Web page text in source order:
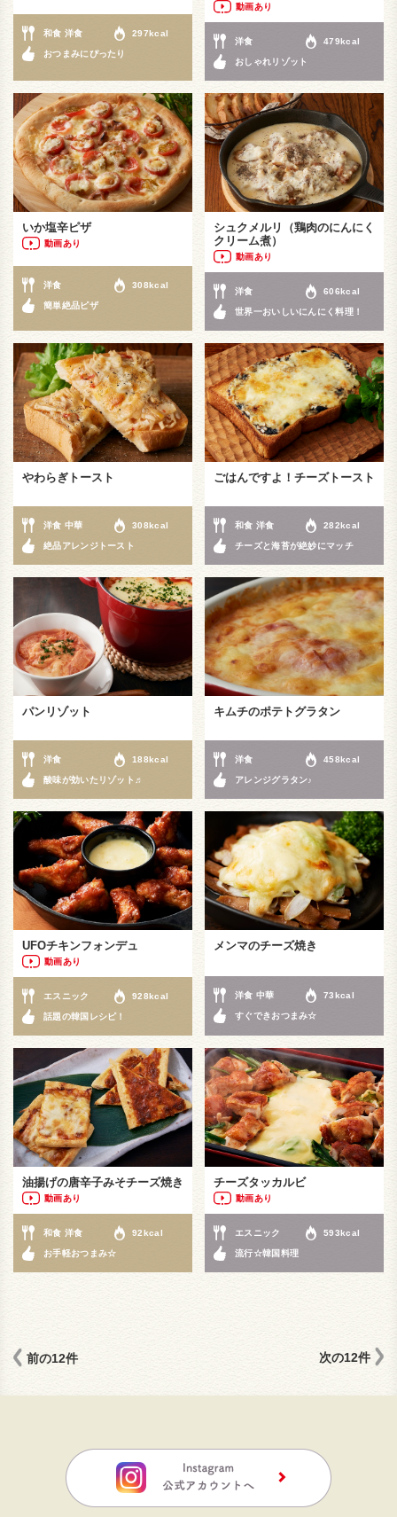
和食 洋食 297kcal
おつまみにぴったり
動画あり
洋食 479kcal
おしゃれリゾット
いか塩辛ピザ
動画あり
洋食 308kcal
簡単絶品ピザ
シュクメルリ（鶏肉のにんにく
クリーム煮）
動画あり
洋食 606kcal
世界一おいしいにんにく料理！
やわらぎトースト
洋食 中華 308kcal
絶品アレンジトースト
ごはんですよ！チーズトースト
和食 洋食 282kcal
チーズと海苔が絶妙にマッチ
パンリゾット
洋食 188kcal
酸味が効いたリゾット♬
キムチのポテトグラタン
洋食 458kcal
アレンジグラタン♪
UFOチキンフォンデュ
動画あり
エスニック 928kcal
話題の韓国レシピ！
メンマのチーズ焼き
洋食 中華 73kcal
すぐできおつまみ☆
油揚げの唐辛子みそチーズ焼き
動画あり
和食 洋食 92kcal
お手軽おつまみ☆
チーズタッカルビ
動画あり
エスニック 593kcal
流行☆韓国料理
前の12件 次の12件